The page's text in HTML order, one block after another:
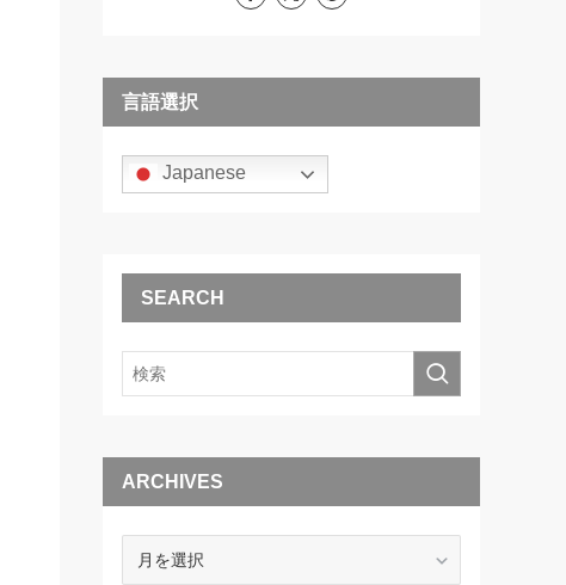
言語選択
Japanese
SEARCH
ARCHIVES
ARCHIVES